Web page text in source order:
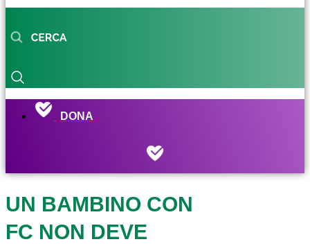
DONA
UN BAMBINO CON
FC NON DEVE